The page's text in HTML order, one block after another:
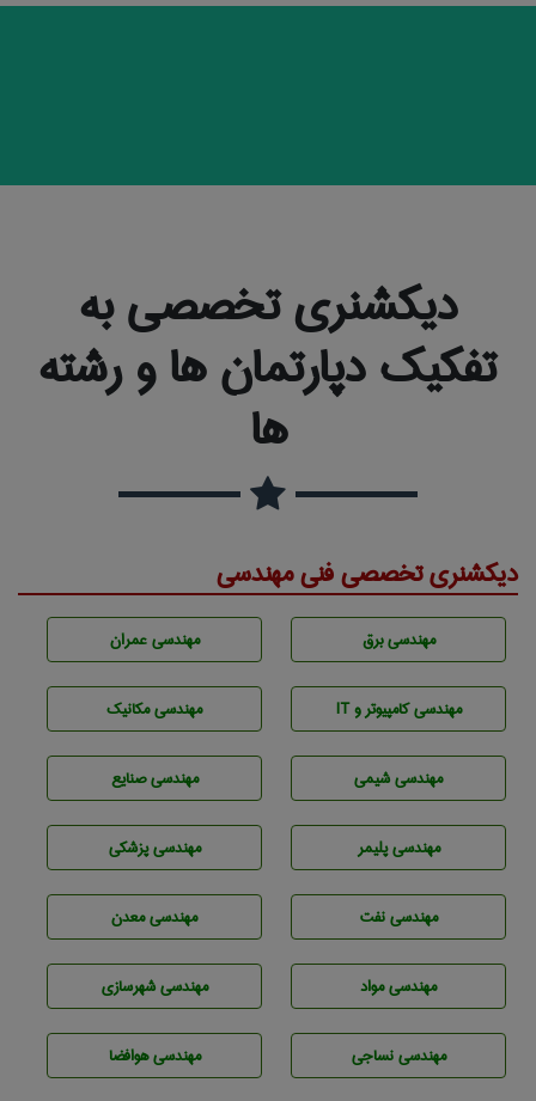
دیکشنری تخصصی به
تفکیک دپارتمان ها و رشته
ها
دیکشنری تخصصی فنی مهندسی
مهندسی برق مهندسی عمران
مهندسی كامپيوتر و IT مهندسی مکانیک
مهندسي شيمی مهندسی صنايع
مهندسی پليمر مهندسی پزشکی
مهندسی نفت مهندسی معدن
مهندسی مواد مهندسی شهرسازی
مهندسي نساجی مهندسی هوافضا